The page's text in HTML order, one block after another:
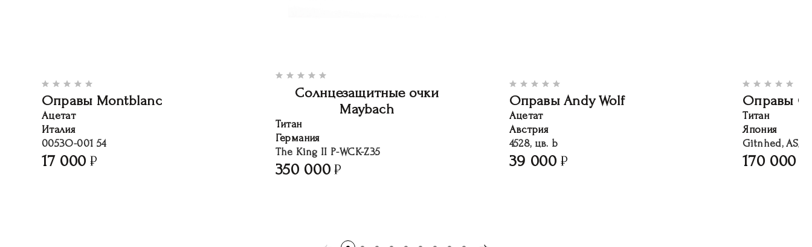
Оправы Montblanc
Ацетат
Италия
0053O-001 54
17 000
Солнцезащитные очки
Maybach
Титан
Германия
The King II P-WCK-Z35
350 000
Оправы Andy Wolf
Ацетат
Австрия
4528, цв. b
39 000
Оправы
Титан
Япония
Gitnhed, AS/
170 000